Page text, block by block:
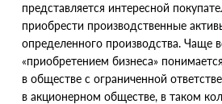
представляется интересной
приобрести производственные
определенного производства. Чаще
«приобретением бизнеса»
в обществе с ограниченной
в акционерном обществе, в таком